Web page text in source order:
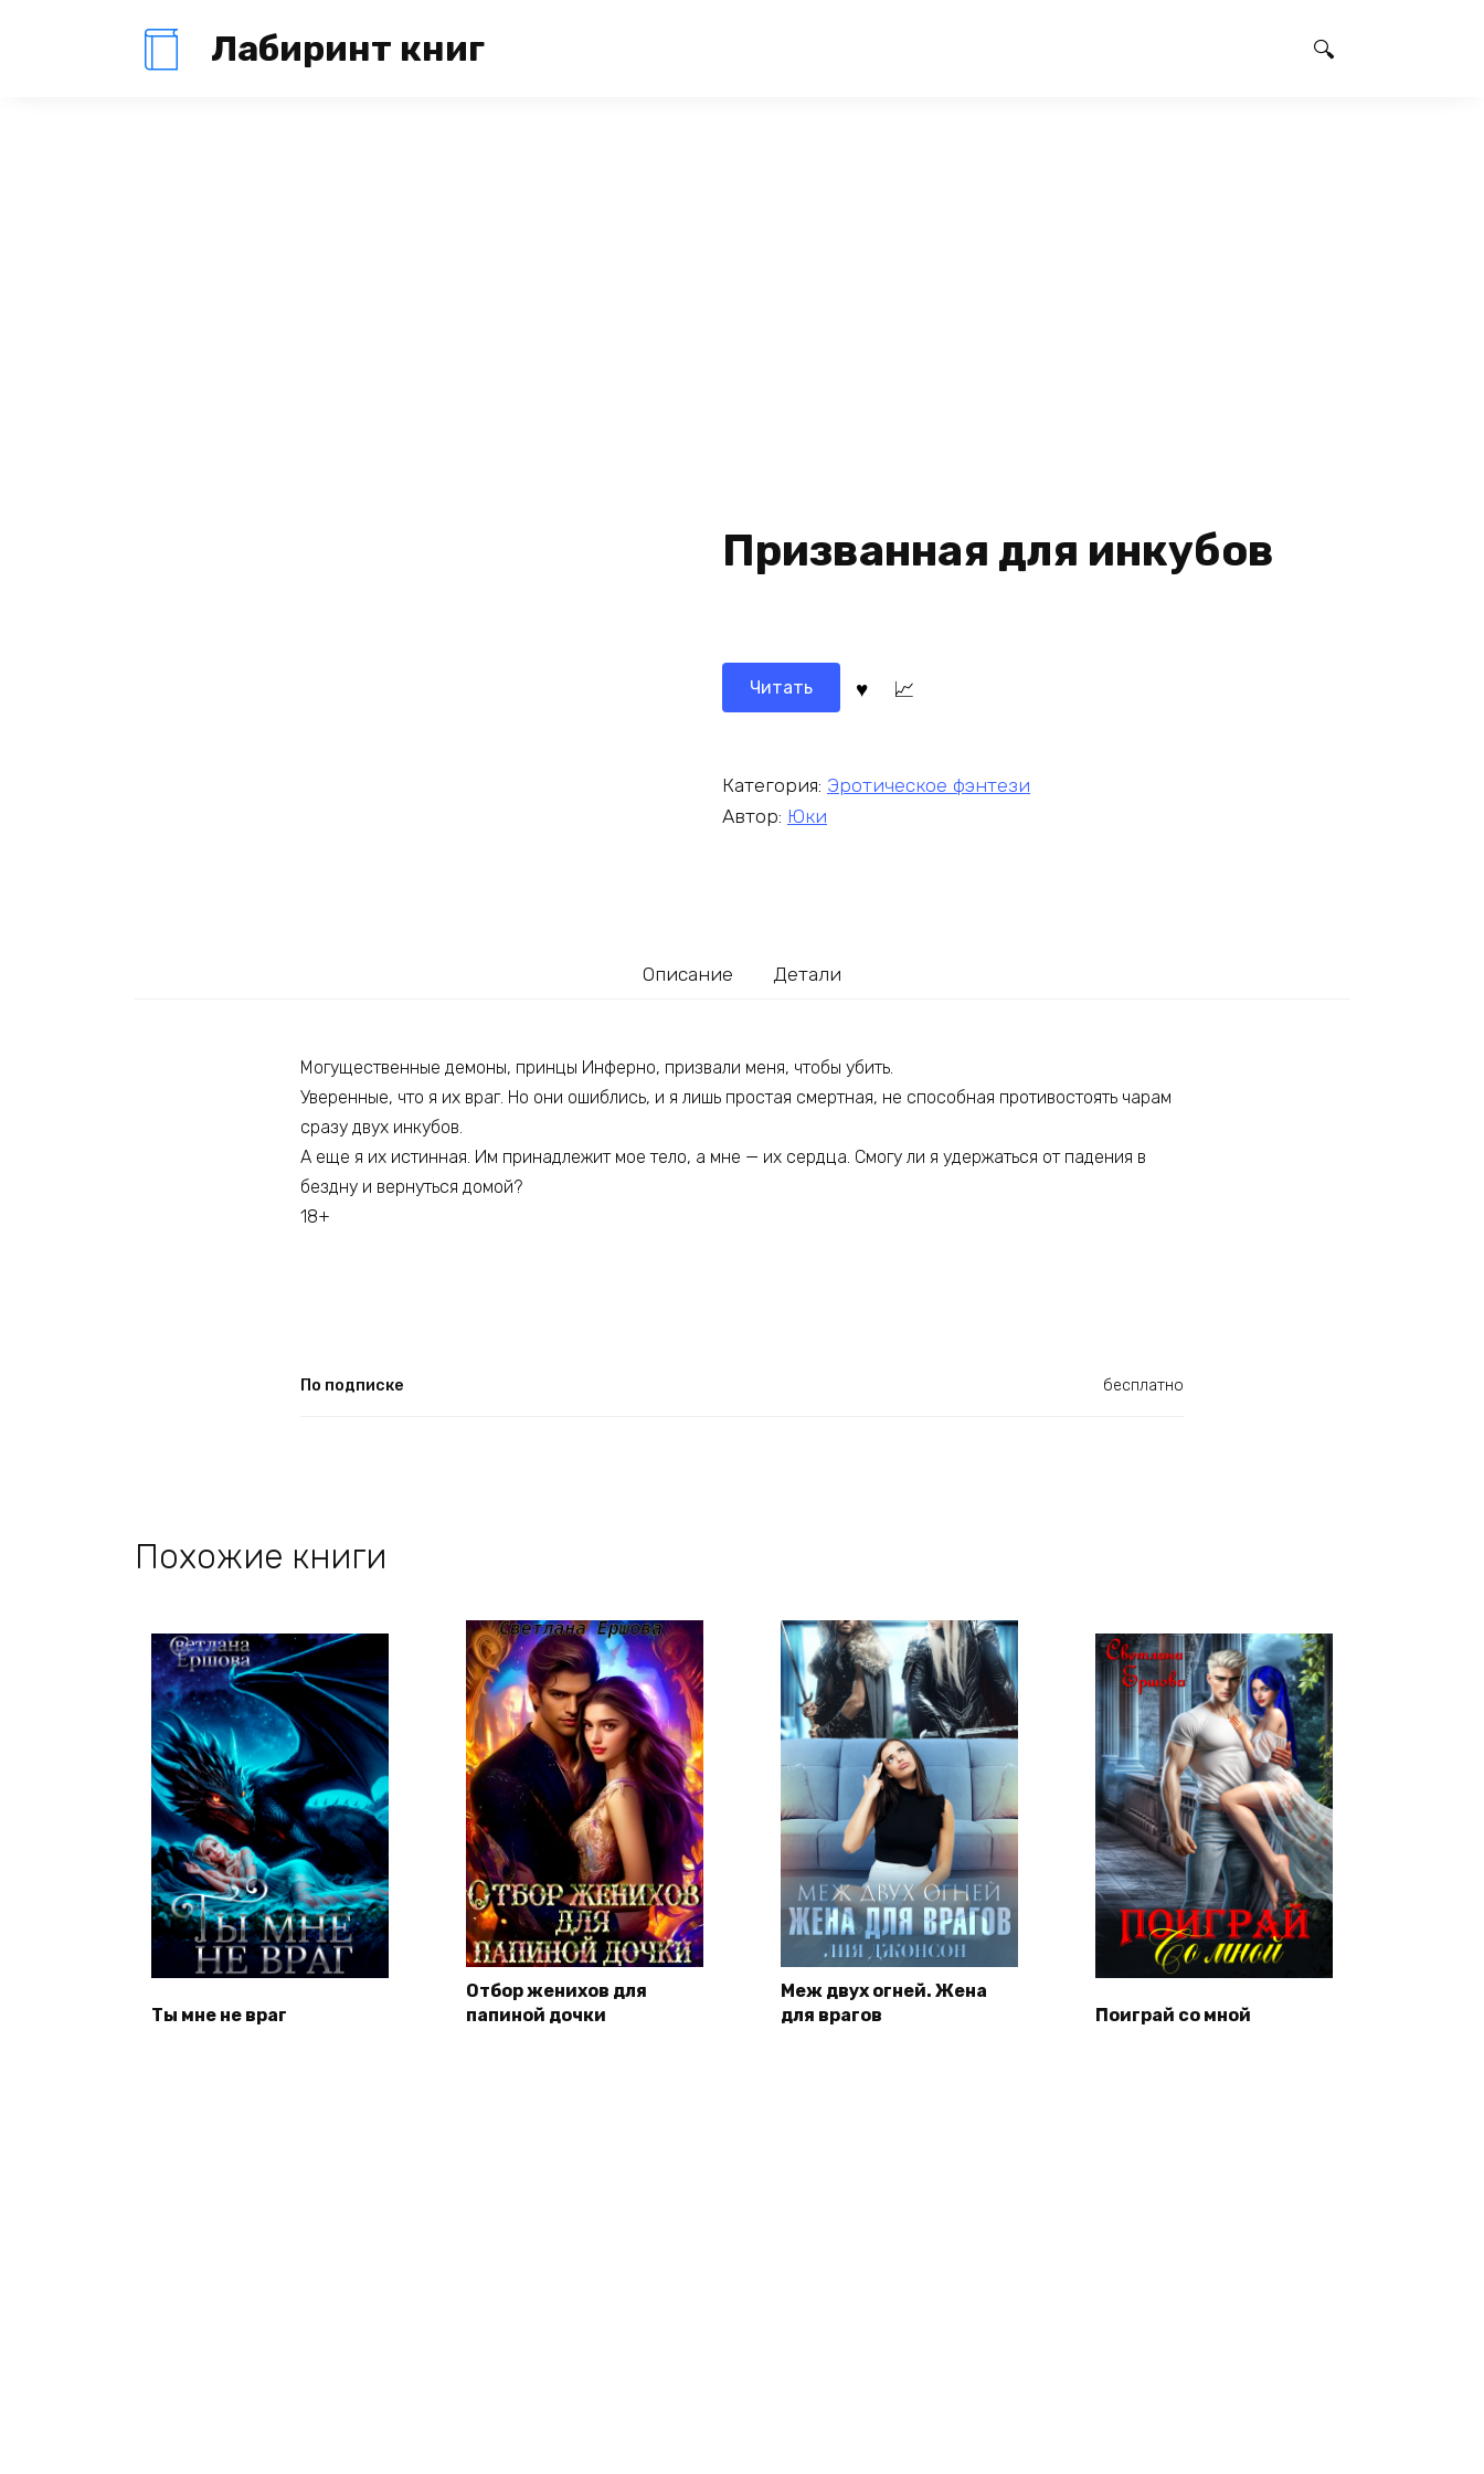
Лабиринт книг
Призванная для инкубов
Читать
Категория: Эротическое фэнтези
Автор: Юки
Описание Детали
Могущественные демоны, принцы Инферно, призвали меня, чтобы убить.
Уверенные, что я их враг. Но они ошиблись, и я лишь простая смертная, не способная противостоять чарам
сразу двух инкубов.
А еще я их истинная. Им принадлежит мое тело, а мне — их сердца. Смогу ли я удержаться от падения в
бездну и вернуться домой?
18+
По подписке бесплатно
Похожие книги
Ты мне не враг
Отбор женихов для
папиной дочки
Меж двух огней. Жена
для врагов
Поиграй со мной